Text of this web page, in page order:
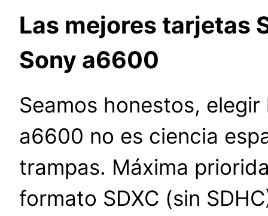
Las mejores tarjetas
Sony a6600
Seamos honestos,
a6600 no es ciencia
trampas. Máxima
formato SDXC (sin